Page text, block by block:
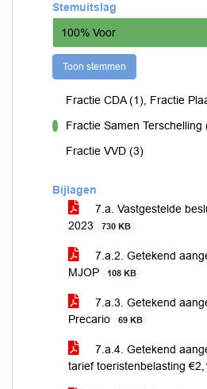
Stemuitslag
100% Voor
Toon stemmen
Fractie CDA (1), Fractie
Fractie Samen Terschelling
Fractie VVD (3)
Bijlagen
7.a. Vastgestelde
2023
730 KB
7.a.2. Getekend
MJOP
108 KB
7.a.3. Getekend
Precario
69 KB
7.a.4. Getekend
tarief toeristenbelasting